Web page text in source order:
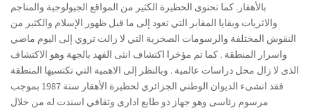
بالأهقار. كما تحتوى الحظيرة الكثير من المواقع الجيولوجية والمناجم
والاثريات وبقايا المقابر التي تعود إلى ما قبل ظهور الإسلام والكثير من
النقوش المختلفة والرسومات الصخرية التي لا زالت تروي إلى اليوم ماضي
واسرار المنطقة . كما تم مؤخرا اكتشاف انثى الفهد بالجهة وهو الاكتشاف
الذى لا زال محل دراسات عالمية . وبالنظر إلى الاهمية التي تكتسيها المنطقة
فقد انشىء الديوان الوطني الجزائري لحظيرة الأهقار سنة 1987 بموجب
مرسوم رئاسى وهو جهاز ذو طابع ادارى وثقافي اسندت له من خلال